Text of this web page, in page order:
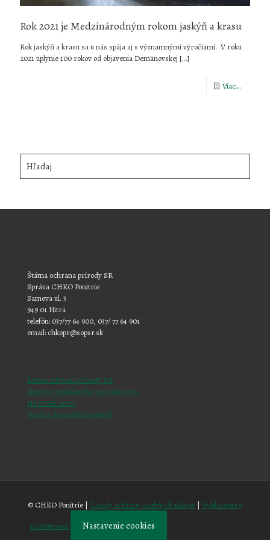
Rok 2021 je Medzinárodným rokom jaskýň a krasu
Rok jaskýň a krasu sa u nás spája aj s významnými výročiami. V roku
2021 uplynie 100 rokov od objavenia Demänovskej […]
Viac...
a
Štátna ochrana prírody SR
Správa CHKO Ponitrie
Samova ul. 3
949 01 Nitra
telefón: 037/77 64 900, 037/ 77 64 901
email: chkopr@sopsr.sk
Štátna ochrana prírody SR
Register ponúkaného majetku štátu
NATURA 2000
Správa slovenských jaskýň
© CHKO Ponitrie | Zásady ochrany osobných údajov | Vyhlásenie o
prístupnosti Nastavenie cookies